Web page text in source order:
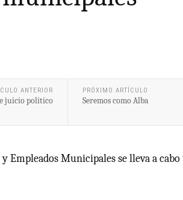
ANTERIOR
juicio político
PRÓXIMO ARTÍCULO
Seremos como Alba
Empleados Municipales se lleva a